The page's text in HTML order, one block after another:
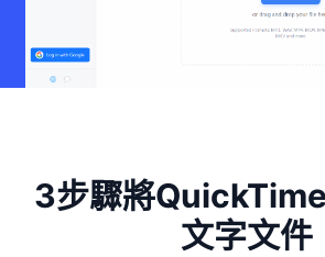
3步驟將
文字文件